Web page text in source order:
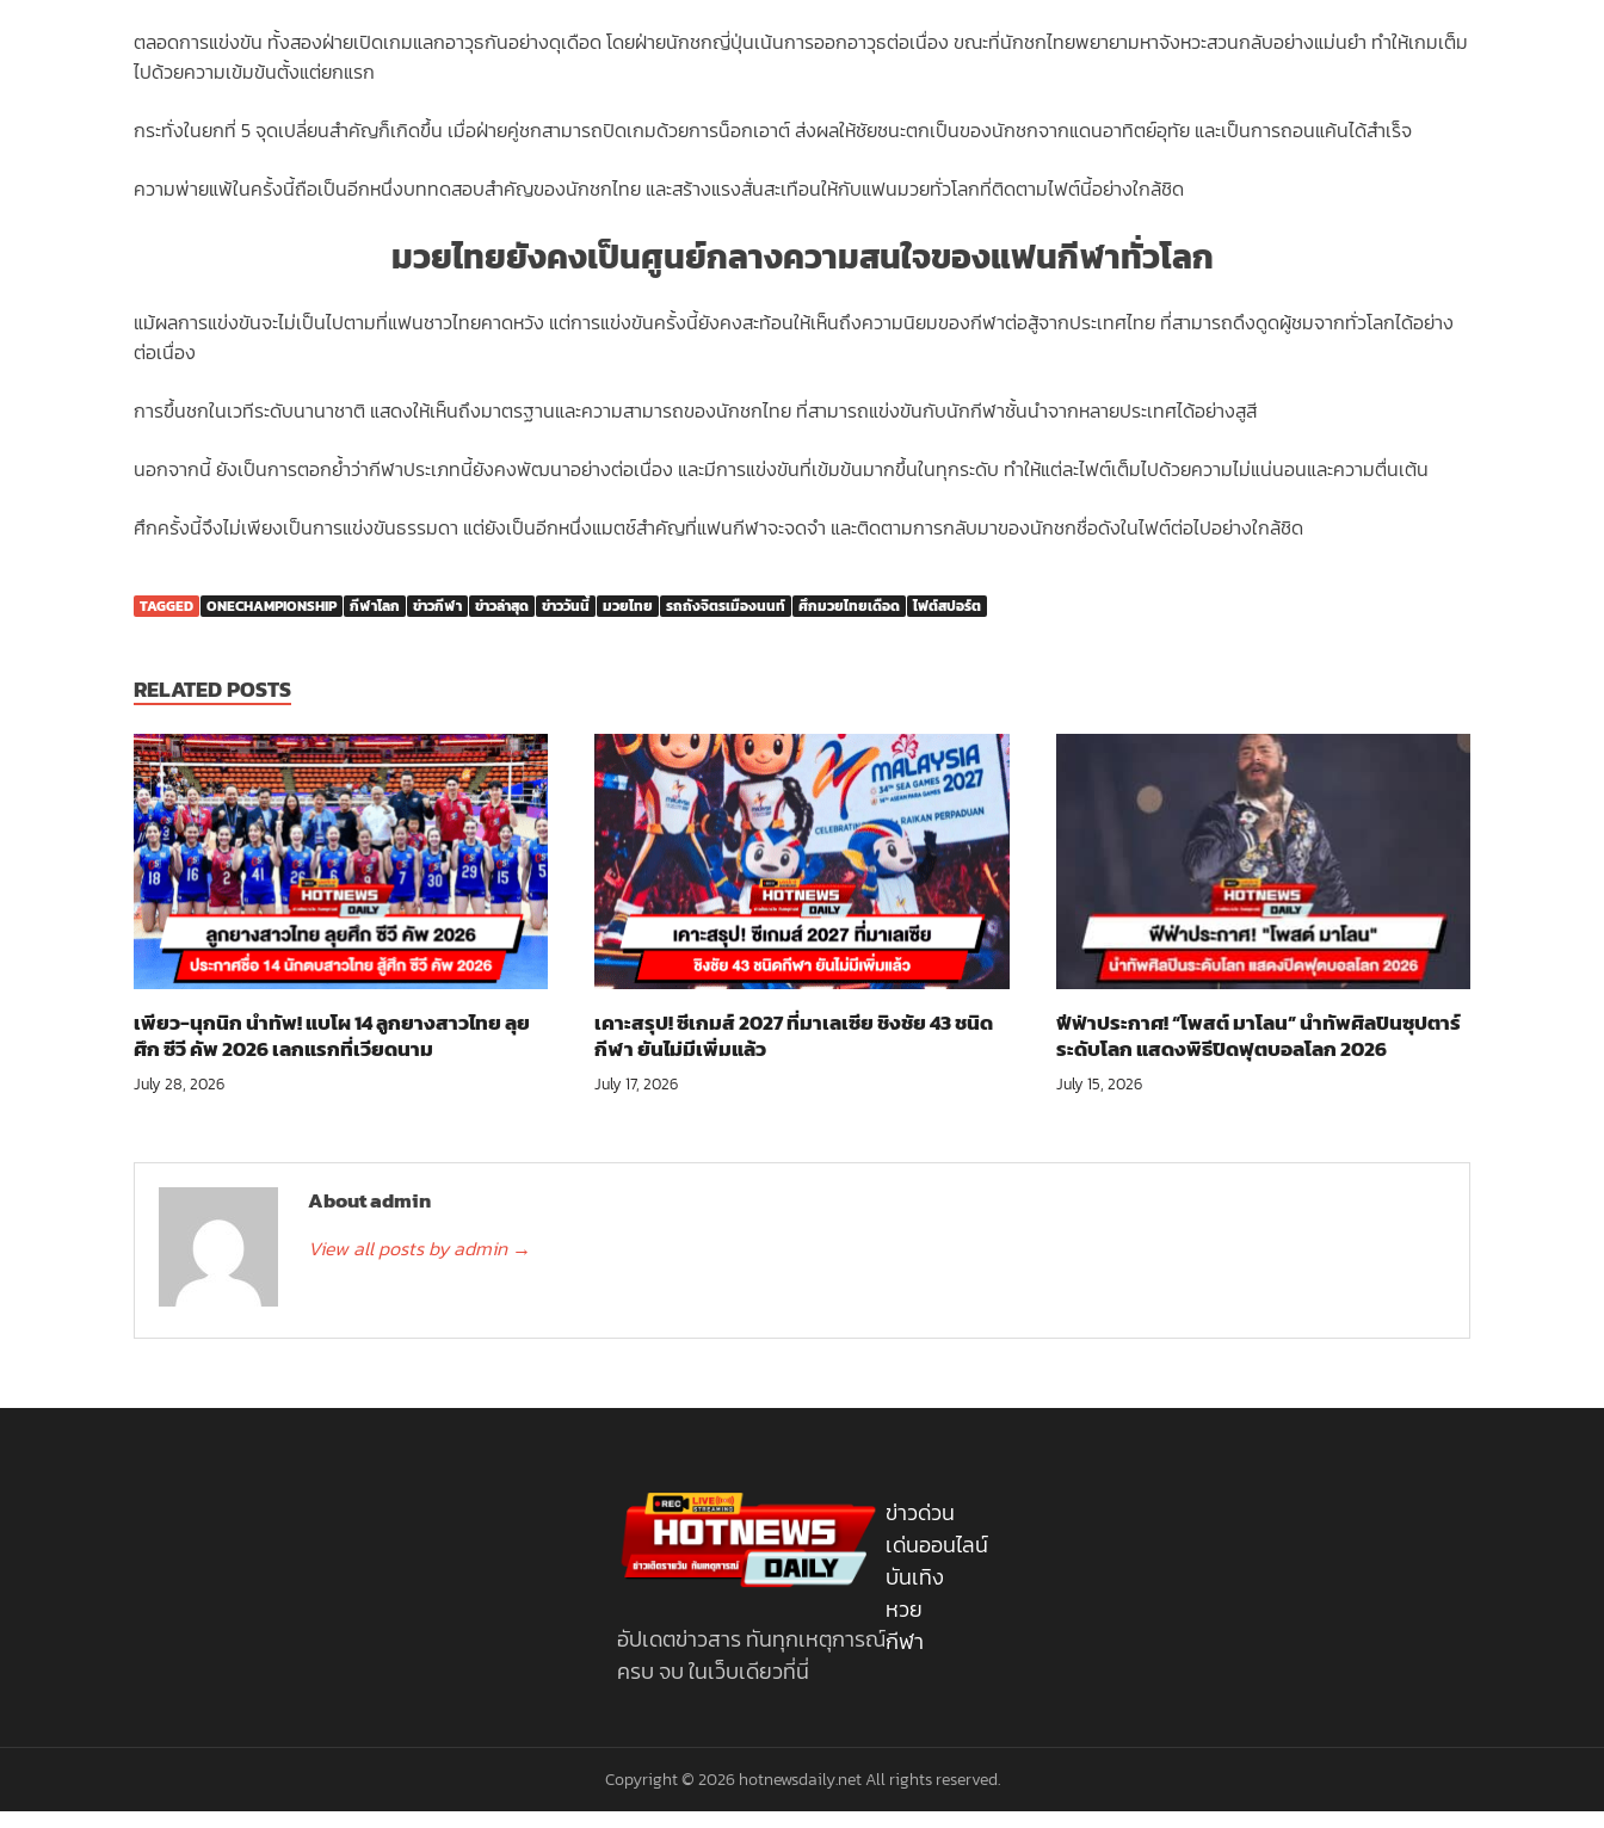
ตลอดการแข่งขัน ทั้งสองฝ่ายเปิดเกมแลกอาวุธกันอย่างดุเดือด โดยฝ่ายนักชกญี่ปุ่นเน้นการออกอาวุธต่อเนื่อง ขณะที่นักชกไทยพยายามหาจังหวะสวนกลับอย่างแม่นยำ ทำให้เกมเต็ม
ไปด้วยความเข้มข้นตั้งแต่ยกแรก
กระทั่งในยกที่ 5 จุดเปลี่ยนสำคัญก็เกิดขึ้น เมื่อฝ่ายคู่ชกสามารถปิดเกมด้วยการน็อกเอาต์ ส่งผลให้ชัยชนะตกเป็นของนักชกจากแดนอาทิตย์อุทัย และเป็นการถอนแค้นได้สำเร็จ
ความพ่ายแพ้ในครั้งนี้ถือเป็นอีกหนึ่งบททดสอบสำคัญของนักชกไทย และสร้างแรงสั่นสะเทือนให้กับแฟนมวยทั่วโลกที่ติดตามไฟต์นี้อย่างใกล้ชิด
มวยไทยยังคงเป็นศูนย์กลางความสนใจของแฟนกีฬาทั่วโลก
แม้ผลการแข่งขันจะไม่เป็นไปตามที่แฟนชาวไทยคาดหวัง แต่การแข่งขันครั้งนี้ยังคงสะท้อนให้เห็นถึงความนิยมของกีฬาต่อสู้จากประเทศไทย ที่สามารถดึงดูดผู้ชมจากทั่วโลกได้อย่าง
ต่อเนื่อง
การขึ้นชกในเวทีระดับนานาชาติ แสดงให้เห็นถึงมาตรฐานและความสามารถของนักชกไทย ที่สามารถแข่งขันกับนักกีฬาชั้นนำจากหลายประเทศได้อย่างสูสี
นอกจากนี้ ยังเป็นการตอกย้ำว่ากีฬาประเภทนี้ยังคงพัฒนาอย่างต่อเนื่อง และมีการแข่งขันที่เข้มข้นมากขึ้นในทุกระดับ ทำให้แต่ละไฟต์เต็มไปด้วยความไม่แน่นอนและความตื่นเต้น
ศึกครั้งนี้จึงไม่เพียงเป็นการแข่งขันธรรมดา แต่ยังเป็นอีกหนึ่งแมตช์สำคัญที่แฟนกีฬาจะจดจำ และติดตามการกลับมาของนักชกชื่อดังในไฟต์ต่อไปอย่างใกล้ชิด
TAGGED ONECHAMPIONSHIP กีฬาโลก ข่าวกีฬา ข่าวล่าสุด ข่าววันนี้ มวยไทย รถถังจิตรเมืองนนท์ ศึกมวยไทยเดือด ไฟต์สปอร์ต
RELATED POSTS
เพียว-นุกนิก นำทัพ! แบโผ 14 ลูกยางสาวไทย ลุย
ศึก ซีวี คัพ 2026 เลกแรกที่เวียดนาม
July 28, 2026
เคาะสรุป! ซีเกมส์ 2027 ที่มาเลเซีย ชิงชัย 43 ชนิด
กีฬา ยันไม่มีเพิ่มแล้ว
July 17, 2026
ฟีฟ่าประกาศ! “โพสต์ มาโลน” นำทัพศิลปินซุปตาร์
ระดับโลก แสดงพิธีปิดฟุตบอลโลก 2026
July 15, 2026
About admin
View all posts by admin →
อัปเดตข่าวสาร ทันทุกเหตุการณ์
ครบ จบ ในเว็บเดียวที่นี่
ข่าวด่วน
เด่นออนไลน์
บันเทิง
หวย
กีฬา
Copyright © 2026 hotnewsdaily.net All rights reserved.